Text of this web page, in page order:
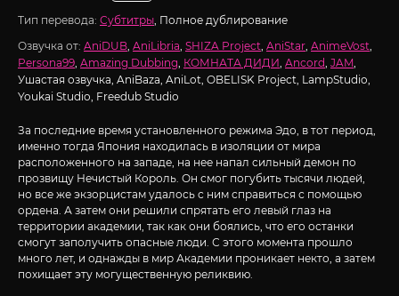
Тип перевода: Субтитры, Полное дублирование
Озвучка от: AniDUB, AniLibria, SHIZA Project, AniStar, AnimeVost,
Persona99, Amazing Dubbing, КОМНАТА ДИДИ, Ancord, JAM,
Ушастая озвучка, AniBaza, AniLot, OBELISK Project, LampStudio,
Youkai Studio, Freedub Studio
За последние время установленного режима Эдо, в тот период,
именно тогда Япония находилась в изоляции от мира
расположенного на западе, на нее напал сильный демон по
прозвищу Нечистый Король. Он смог погубить тысячи людей,
но все же экзорцистам удалось с ним справиться с помощью
ордена. А затем они решили спрятать его левый глаз на
территории академии, так как они боялись, что его останки
смогут заполучить опасные люди. С этого момента прошло
много лет, и однажды в мир Академии проникает некто, а затем
похищает эту могущественную реликвию.